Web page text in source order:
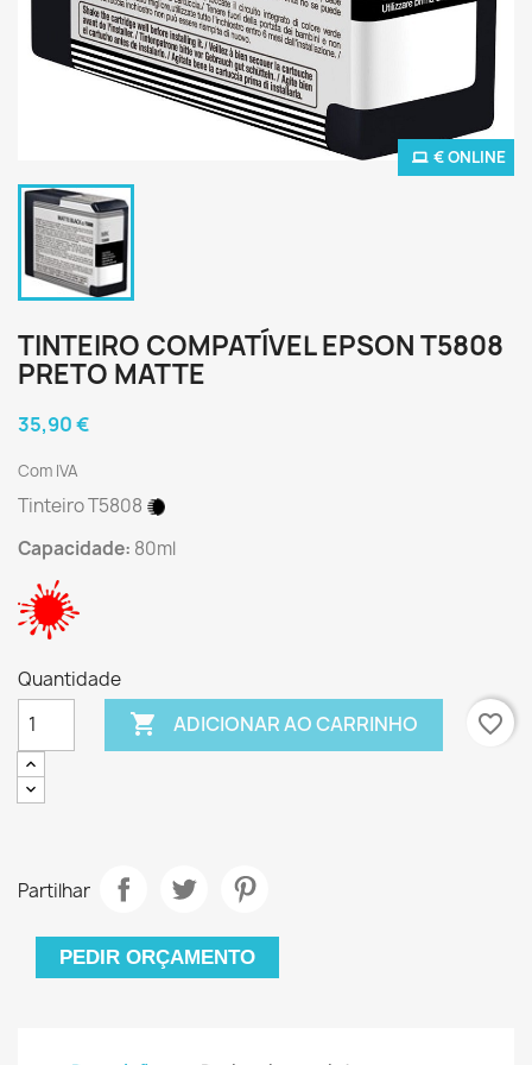
€ ONLINE
TINTEIRO COMPATÍVEL EPSON T5808
PRETO MATTE
35,90 €
Com IVA
Tinteiro T5808
Capacidade: 80ml
Quantidade
 ADICIONAR AO CARRINHO favorite_border
Partilhar
PEDIR ORÇAMENTO